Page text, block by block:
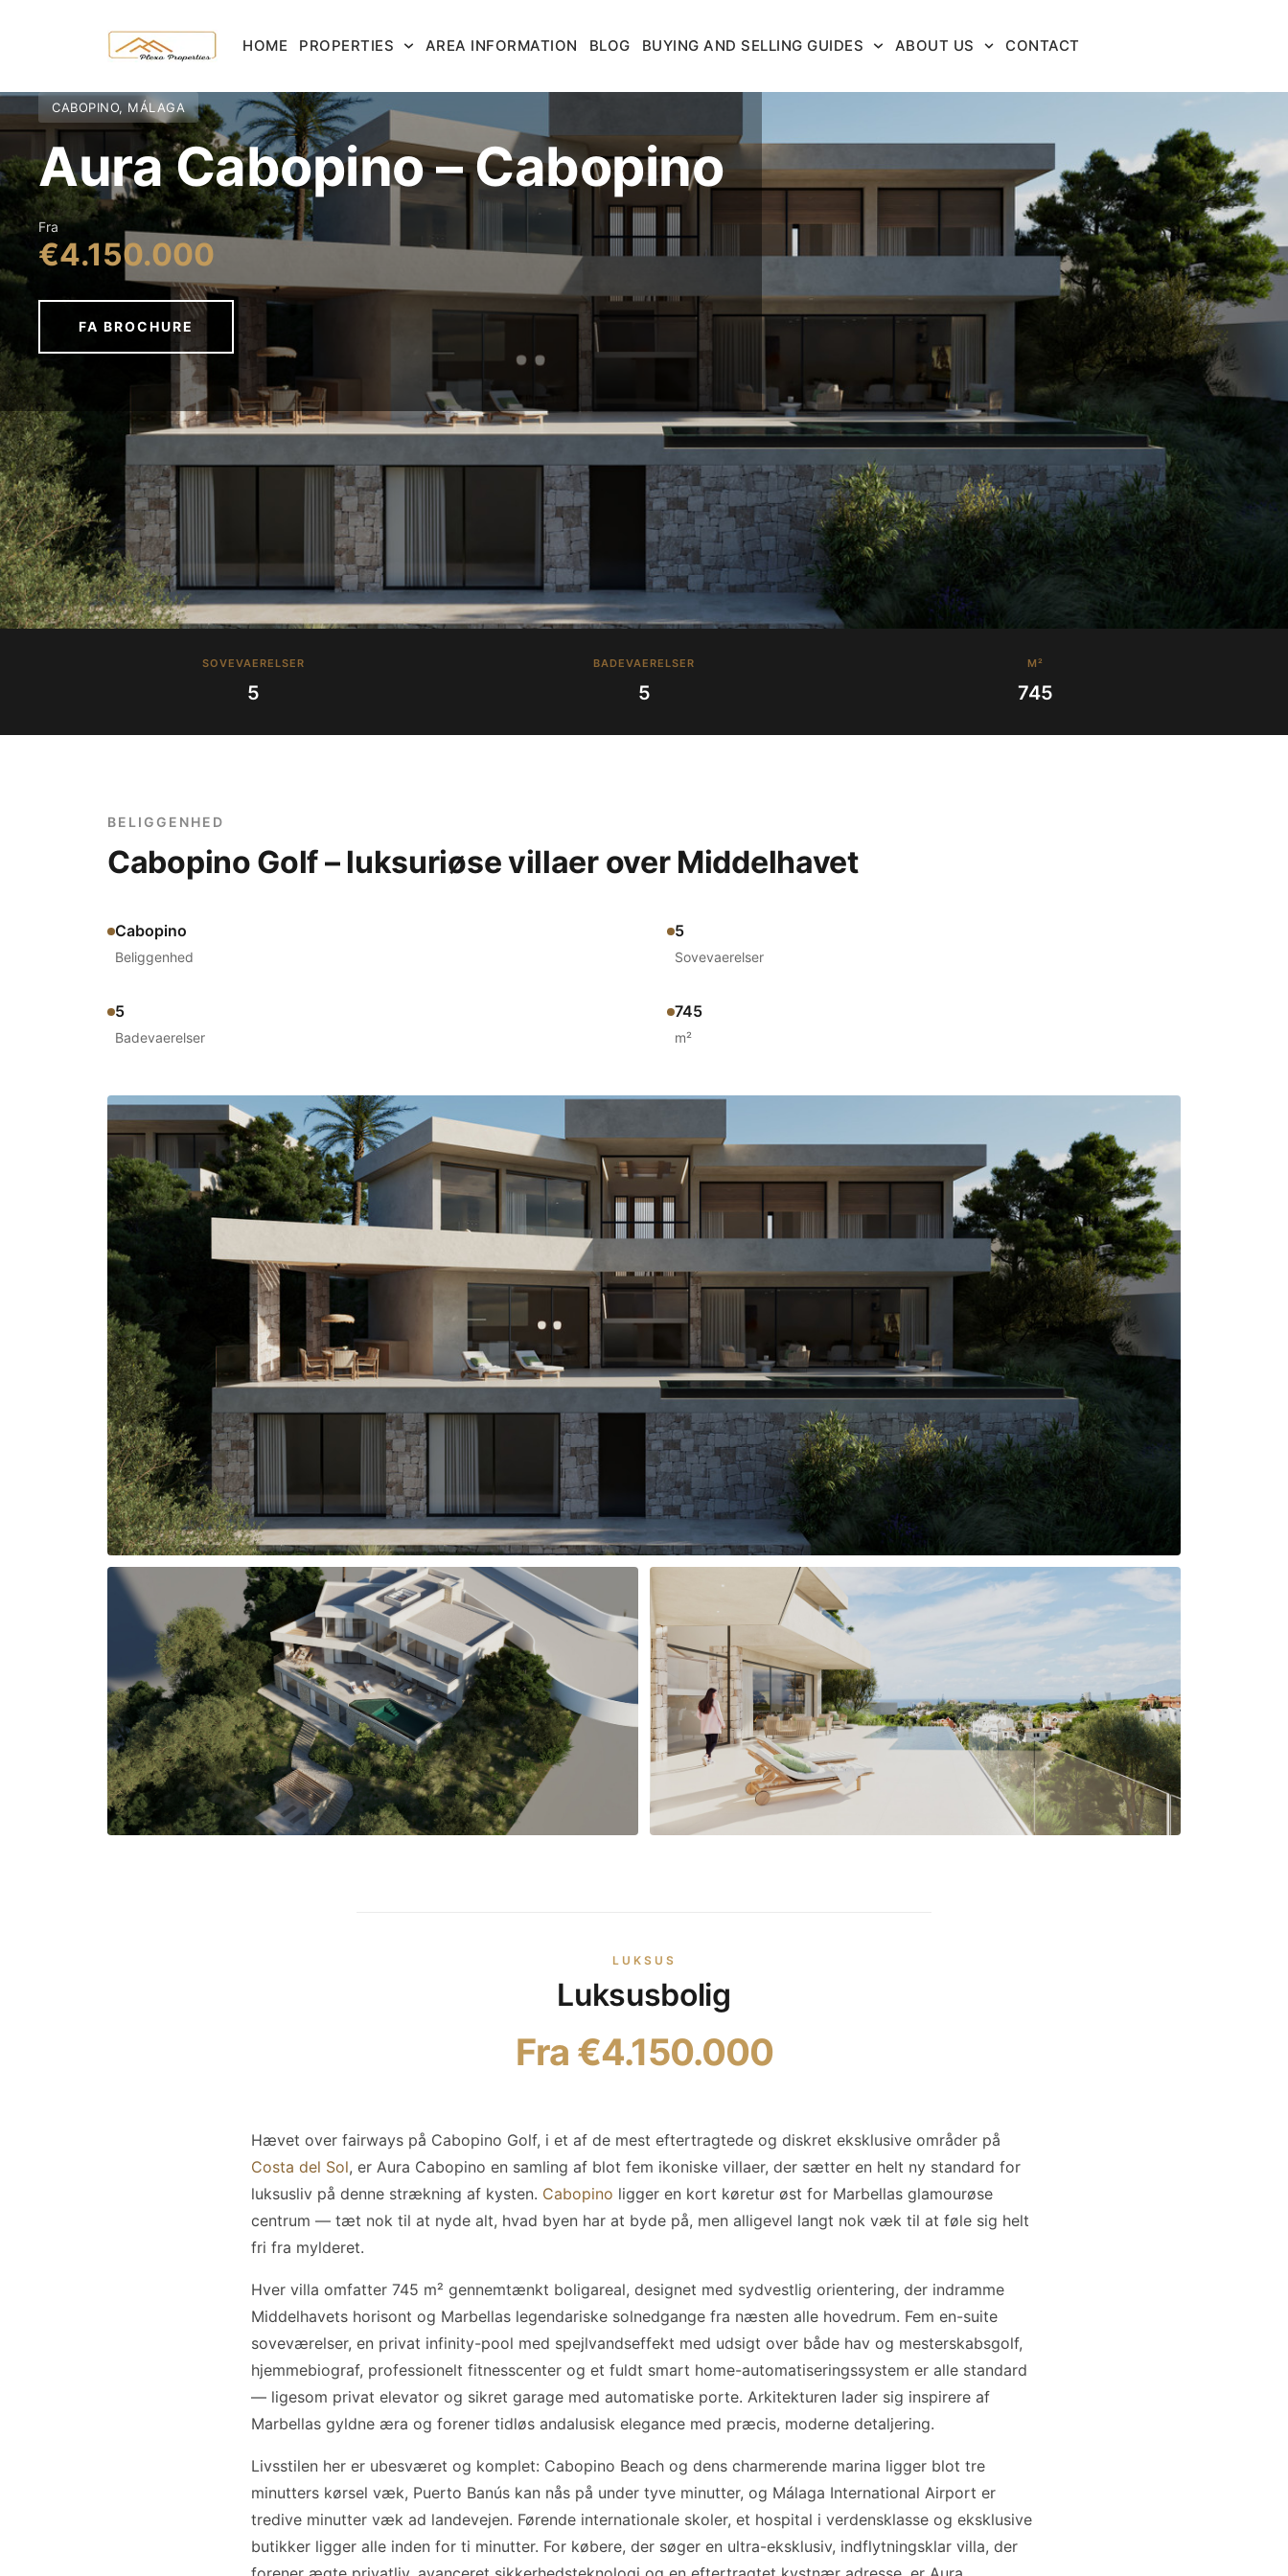
HOME PROPERTIES AREA INFORMATION BLOG BUYING AND SELLING GUIDES ABOUT US CONTACT
CABOPINO, MÁLAGA
Aura Cabopino – Cabopino
Fra
€4.150.000
FA BROCHURE
SOVEVAERELSER
5
BADEVAERELSER
5
M²
745
BELIGGENHED
Cabopino Golf – luksuriøse villaer over Middelhavet
Cabopino
Beliggenhed
5
Sovevaerelser
5
Badevaerelser
745
m²
LUKSUS
Luksusbolig
Fra €4.150.000
Hævet over fairways på Cabopino Golf, i et af de mest eftertragtede og diskret eksklusive områder på
Costa del Sol, er Aura Cabopino en samling af blot fem ikoniske villaer, der sætter en helt ny standard for
luksusliv på denne strækning af kysten. Cabopino ligger en kort køretur øst for Marbellas glamourøse
centrum — tæt nok til at nyde alt, hvad byen har at byde på, men alligevel langt nok væk til at føle sig helt
fri fra mylderet.
Hver villa omfatter 745 m² gennemtænkt boligareal, designet med sydvestlig orientering, der indramme
Middelhavets horisont og Marbellas legendariske solnedgange fra næsten alle hovedrum. Fem en-suite
soveværelser, en privat infinity-pool med spejlvandseffekt med udsigt over både hav og mesterskabsgolf,
hjemmebiograf, professionelt fitnesscenter og et fuldt smart home-automatiseringssystem er alle standard
— ligesom privat elevator og sikret garage med automatiske porte. Arkitekturen lader sig inspirere af
Marbellas gyldne æra og forener tidløs andalusisk elegance med præcis, moderne detaljering.
Livsstilen her er ubesværet og komplet: Cabopino Beach og dens charmerende marina ligger blot tre
minutters kørsel væk, Puerto Banús kan nås på under tyve minutter, og Málaga International Airport er
tredive minutter væk ad landevejen. Førende internationale skoler, et hospital i verdensklasse og eksklusive
butikker ligger alle inden for ti minutter. For købere, der søger en ultra-eksklusiv, indflytningsklar villa, der